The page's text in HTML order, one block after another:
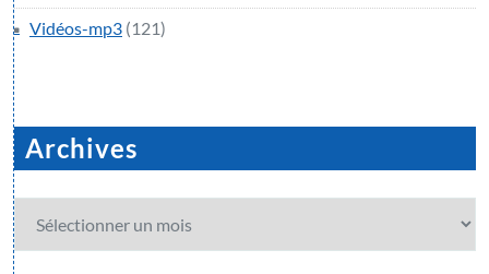
Vidéos-mp3 (121)
Archives
Archives